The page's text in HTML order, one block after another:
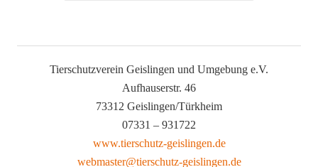
Tierschutzverein Geislingen und Umgebung e.V.
Aufhauserstr. 46
73312 Geislingen/Türkheim
07331 – 931722
www.tierschutz-geislingen.de
webmaster@tierschutz-geislingen.de